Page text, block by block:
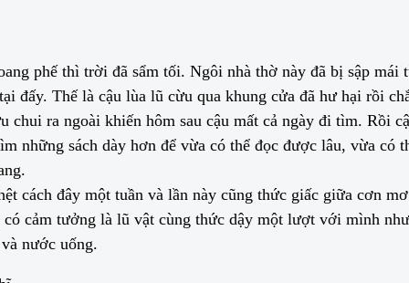
phế thì trời đã sẩm tối. Ngôi nhà thờ này đã bị sập
đấy. Thế là cậu lùa lũ cừu qua khung cửa đã hư hại rồi
ra ngoài khiến hôm sau cậu mất cả ngày đi tìm. Rồi
những sách dày hơn để vừa có thể đọc được lâu, vừa
cách đây một tuần và lần này cũng thức giấc giữa cơn
cảm tưởng là lũ vật cùng thức dậy một lượt với mình
nước uống.